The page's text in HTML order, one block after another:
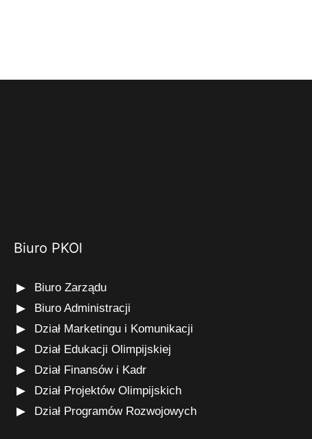
Biuro PKOl
Biuro Zarządu
Biuro Administracji
Dział Marketingu i Komunikacji
Dział Edukacji Olimpijskiej
Dział Finansów i Kadr
Dział Projektów Olimpijskich
Dział Programów Rozwojowych